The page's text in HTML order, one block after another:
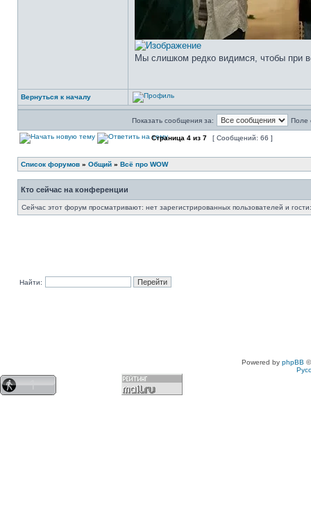
Мы слишком редко видимся, чтобы при
Вернуться к началу
Показать сообщения за: Поле
Страница 4 из 7 [ Сообщений: 66 ]
Список форумов » Общий » Всё про WOW
Кто сейчас на конференции
Сейчас этот форум просматривают: нет зарегистрированных пользователей и
Найти:
Powered by phpBB